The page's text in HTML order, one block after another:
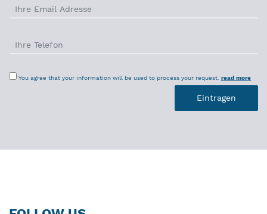
You agree that your information will be used to process your request. read more